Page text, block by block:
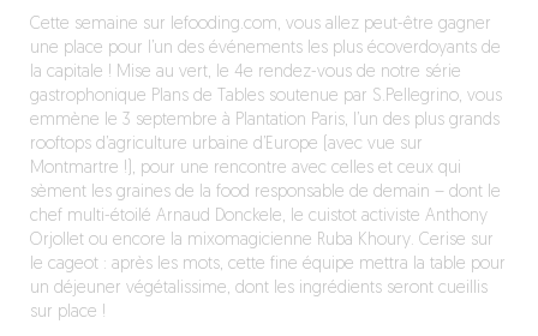
Cette semaine sur lefooding.com, vous allez peut-être gagner
une place pour l’un des événements les plus écoverdoyants de
la capitale ! Mise au vert, le 4e rendez-vous de notre série
gastrophonique Plans de Tables soutenue par S.Pellegrino, vous
emmène le 3 septembre à Plantation Paris, l’un des plus grands
rooftops d’agriculture urbaine d’Europe (avec vue sur
Montmartre !), pour une rencontre avec celles et ceux qui
sèment les graines de la food responsable de demain – dont le
chef multi-étoilé Arnaud Donckele, le cuistot activiste Anthony
Orjollet ou encore la mixomagicienne Ruba Khoury. Cerise sur
le cageot : après les mots, cette fine équipe mettra la table pour
un déjeuner végétalissime, dont les ingrédients seront cueillis
sur place !